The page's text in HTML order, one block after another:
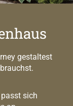
gestaltest
sich